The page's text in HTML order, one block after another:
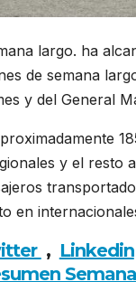
largo. ha
de semana
y del General
y el resto
en
, Linkedin